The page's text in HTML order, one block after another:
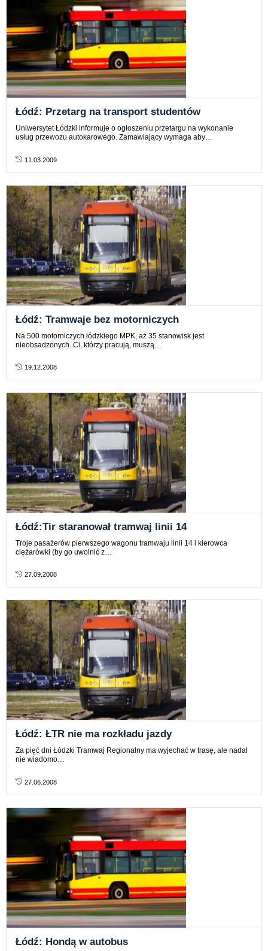
Łódź: Przetarg na transport studentów
Uniwersytet Łódzki informuje o ogłoszeniu przetargu na wykonanie
usług przewozu autokarowego. Zamawiający wymaga aby…
11.03.2009
Łódź: Tramwaje bez motorniczych
Na 500 motorniczych łódzkiego MPK, aż 35 stanowisk jest
nieobsadzonych. Ci, którzy pracują, muszą…
19.12.2008
Łódź:Tir staranował tramwaj linii 14
Troje pasażerów pierwszego wagonu tramwaju linii 14 i kierowca
ciężarówki (by go uwolnić z…
27.09.2008
Łódź: ŁTR nie ma rozkładu jazdy
Za pięć dni Łódzki Tramwaj Regionalny ma wyjechać w trasę, ale nadal
nie wiadomo…
27.06.2008
Łódź: Hondą w autobus